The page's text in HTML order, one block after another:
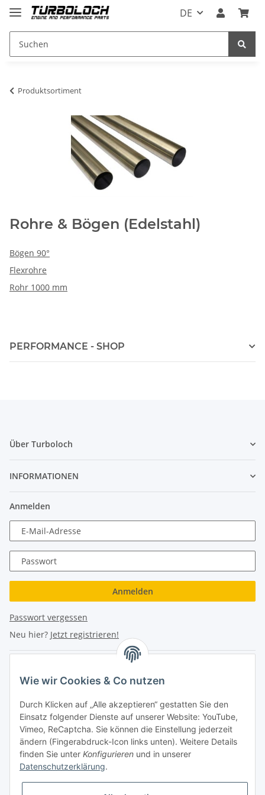
DE
Produktsortiment
Rohre & Bögen (Edelstahl)
Bögen 90°
Flexrohre
Rohr 1000 mm
PERFORMANCE - SHOP
Über Turboloch
INFORMATIONEN
Anmelden
E-Mail-Adresse
Passwort
Anmelden
Passwort vergessen
Neu hier? Jetzt registrieren!
Hauptplatz 4
2870 Aspang
eMail: info@turboloch.at
Tel: +43 (0)660/1314150
Wie wir Cookies & Co nutzen
Durch Klicken auf „Alle akzeptieren“ gestatten Sie den
Einsatz folgender Dienste auf unserer Website: YouTube,
Vimeo, ReCaptcha. Sie können die Einstellung jederzeit
ändern (Fingerabdruck-Icon links unten). Weitere Details
finden Sie unter Konfigurieren und in unserer
Datenschutzerklärung.